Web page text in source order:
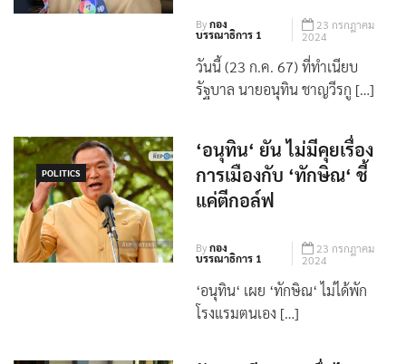
Byกอง
บรรณาธิการ 1
23 กรกฎาคม
2024
วันนี้ (23 ก.ค. 67) ที่ทำเนียบ
รัฐบาล นายอนุทิน ชาญวีรกู […]
POLITICS
‘อนุทิน‘ ยัน ไม่มีคุยเรื่อง
การเมืองกับ ‘ทักษิณ‘ ชี้
แค่ตีกอล์ฟ
Byกอง
บรรณาธิการ 1
23 กรกฎาคม
2024
‘อนุทิน‘ เผย ‘ทักษิณ‘ ไม่ได้พัก
โรงแรมตนเอง […]